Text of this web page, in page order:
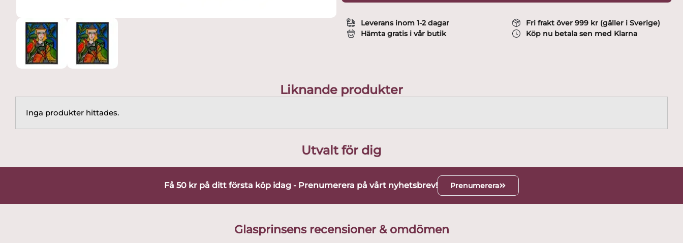
Leverans inom 1-2 dagar
Hämta gratis i vår butik
Fri frakt över 999 kr (gäller i Sverige)
Köp nu betala sen med Klarna
Liknande produkter
Inga produkter hittades.
Utvalt för dig
Få 50 kr på ditt första köp idag - Prenumerera på vårt nyhetsbrev! Prenumerera
Glasprinsens recensioner & omdömen